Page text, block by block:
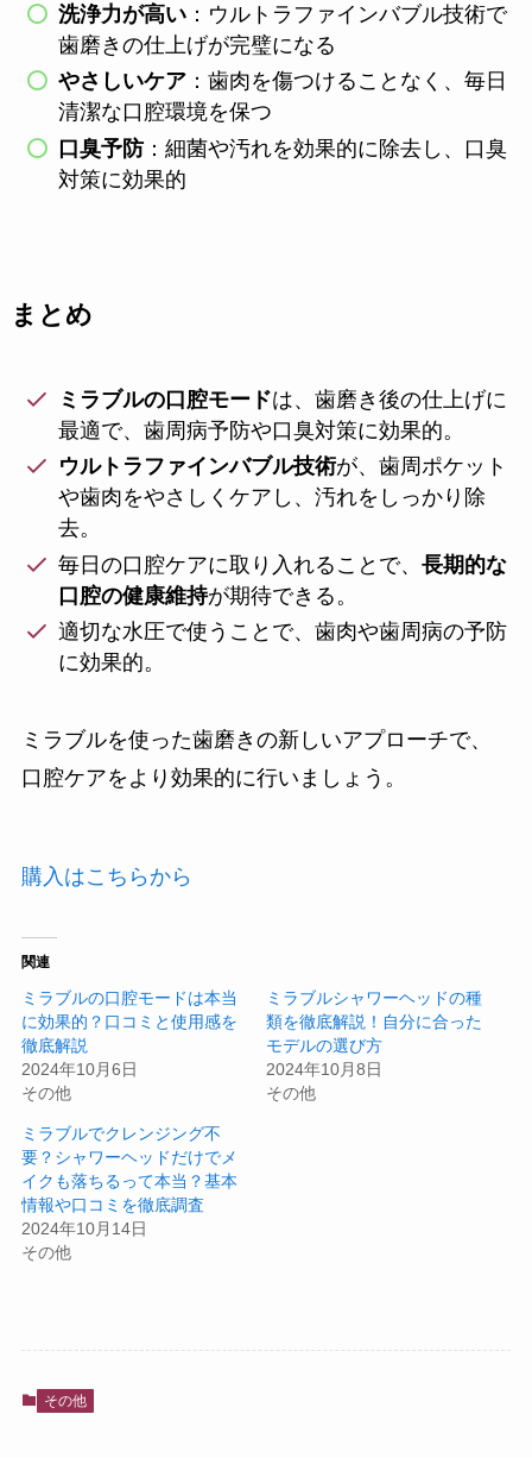
洗浄力が高い ：ウルトラファインバブル技術で
歯磨きの仕上げが完璧になる
やさしいケア ：歯肉を傷つけることなく、毎日
清潔な口腔環境を保つ
口臭予防：細菌や汚れを効果的に除去し、口臭
対策に効果的
まとめ
ミラブルの口腔モードは、歯磨き後の仕上げに
最適で、歯周病予防や口臭対策に効果的。
ウルトラファインバブル技術が、歯周ポケット
や歯肉をやさしくケアし、汚れをしっかり除
去。
毎日の口腔ケアに取り入れることで、長期的な
口腔の健康維持が期待できる。
適切な水圧で使うことで、歯肉や歯周病の予防
に効果的。
ミラブルを使った歯磨きの新しいアプローチで、
口腔ケアをより効果的に行いましょう。
購入はこちらから
関連
ミラブルの口腔モードは本当
に効果的？口コミと使用感を
徹底解説
2024年10月6日
その他
ミラブルシャワーヘッドの種
類を徹底解説！自分に合った
モデルの選び方
2024年10月8日
その他
ミラブルでクレンジング不
要？シャワーヘッドだけでメ
イクも落ちるって本当？基本
情報や口コミを徹底調査
2024年10月14日
その他
その他